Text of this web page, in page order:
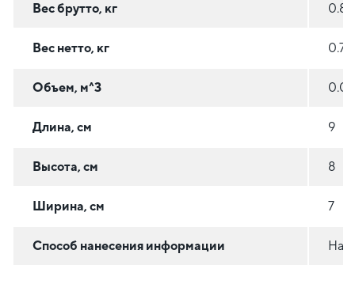
Вес брутто, кг 0.8
Вес нетто, кг
Объем, м^3
Длина, см 9
Высота, см 8
Ширина, см 7
Способ нанесения информации На